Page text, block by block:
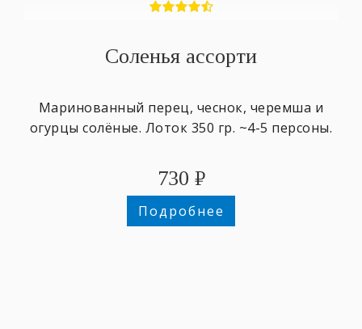
Соленья ассорти
Маринованный перец, чеснок, черемша и
огурцы солёные. Лоток 350 гр. ~4-5 персоны.
730 ₽
Подробнее